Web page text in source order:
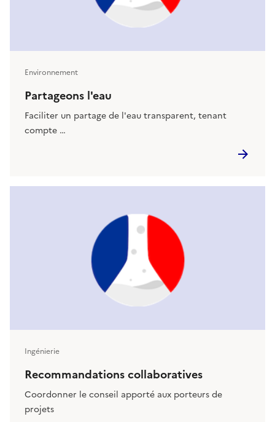
Ingénierie
Recommandations collaboratives
Coordonner le conseil apporté aux porteurs de
projets
Environnement
Partageons l'eau
Faciliter un partage de l'eau transparent, tenant
compte …